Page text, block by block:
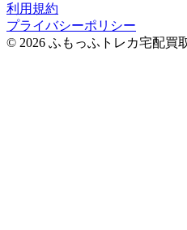
利用規約
プライバシーポリシー
© 2026 ふもっふトレカ宅配買